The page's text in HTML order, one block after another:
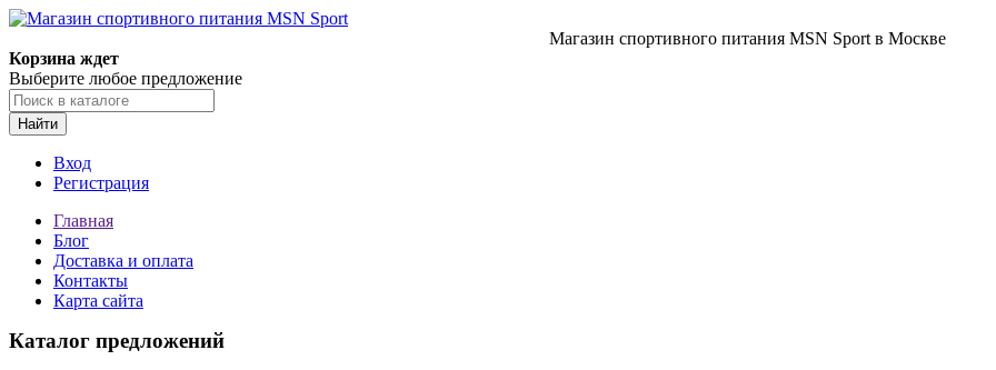
Магазин спортивного питания MSN Sport в Москве
Корзина ждет
Выберите любое предложение
Найти
Вход
Регистрация
Главная
Блог
Доставка и оплата
Контакты
Карта сайта
Каталог предложений